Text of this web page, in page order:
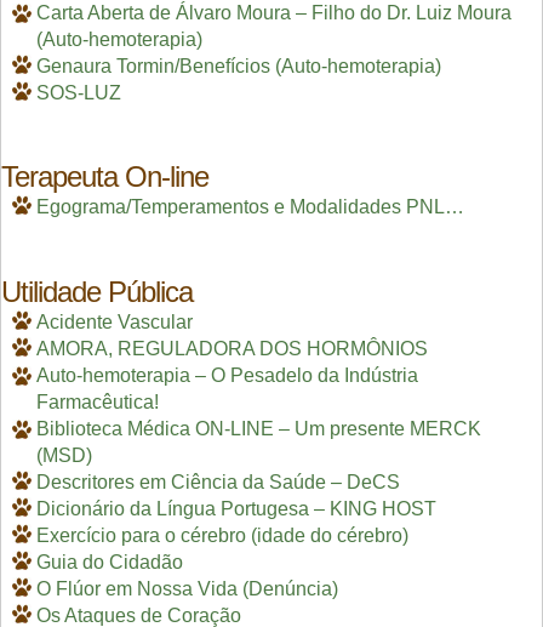
Carta Aberta de Álvaro Moura – Filho do Dr. Luiz Moura
(Auto-hemoterapia)
Genaura Tormin/Benefícios (Auto-hemoterapia)
SOS-LUZ
Terapeuta On-line
Egograma/Temperamentos e Modalidades PNL…
Utilidade Pública
Acidente Vascular
AMORA, REGULADORA DOS HORMÔNIOS
Auto-hemoterapia – O Pesadelo da Indústria
Farmacêutica!
Biblioteca Médica ON-LINE – Um presente MERCK
(MSD)
Descritores em Ciência da Saúde – DeCS
Dicionário da Língua Portugesa – KING HOST
Exercício para o cérebro (idade do cérebro)
Guia do Cidadão
O Flúor em Nossa Vida (Denúncia)
Os Ataques de Coração